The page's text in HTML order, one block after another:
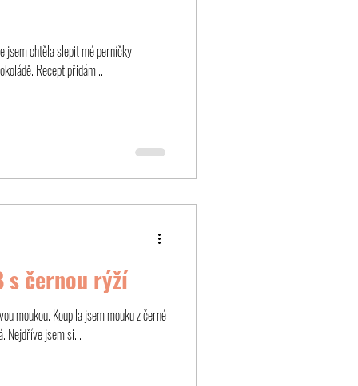
jsem chtěla slepit mé perníčky
Recept přidám...
s černou rýží
moukou. Koupila jsem mouku z černé
Nejdříve jsem si...